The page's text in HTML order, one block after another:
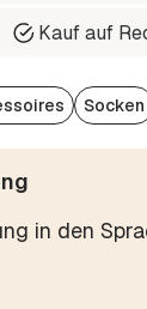
Kauf auf
Socken
in den